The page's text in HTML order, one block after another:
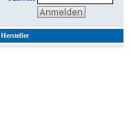
Hersteller